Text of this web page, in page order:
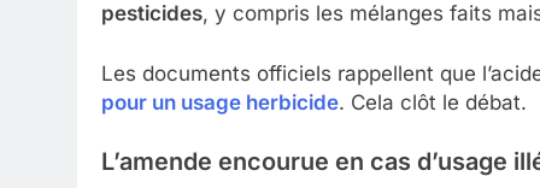
pesticides, y compris les mélanges faits
Les documents officiels rappellent que
pour un usage herbicide. Cela clôt le débat.
L’amende encourue en cas d’usage